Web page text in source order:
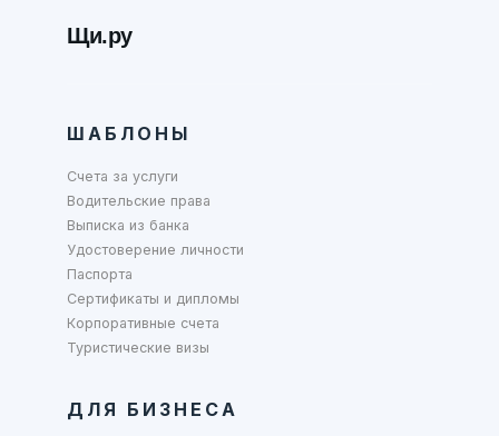
Щи.ру
ШАБЛОНЫ
Счета за услуги
Водительские права
Выписка из банка
Удостоверение личности
Паспорта
Сертификаты и дипломы
Корпоративные счета
Туристические визы
ДЛЯ БИЗНЕСА